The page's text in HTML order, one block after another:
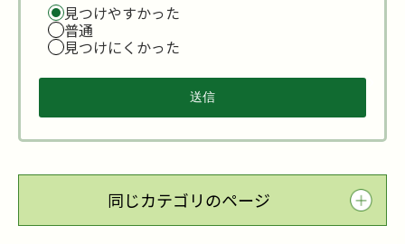
見つけやすかった
普通
見つけにくかった
同じカテゴリのページ